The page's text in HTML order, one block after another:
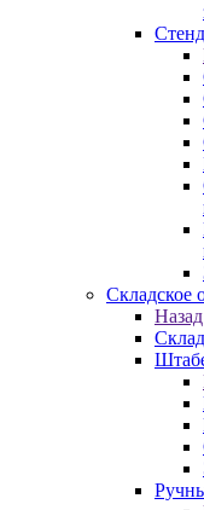
Складское
Назад